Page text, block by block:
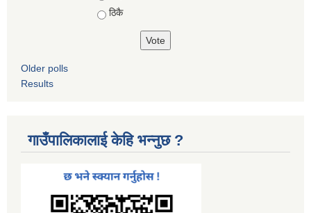
ठिकै
Older polls
Results
गाउँपालिकालाई केहि भन्नुछ ?